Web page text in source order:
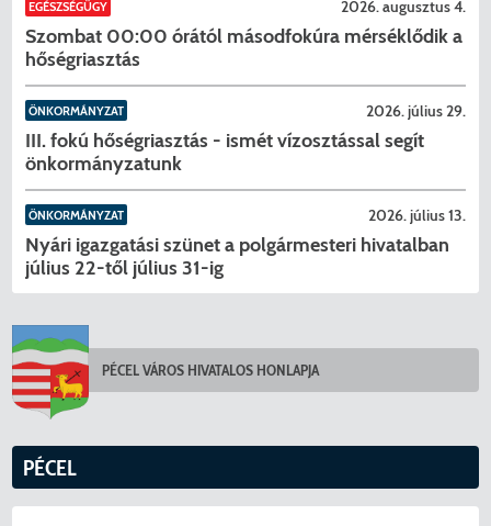
EGÉSZSÉGÜGY 2026. augusztus 4.
Szombat 00:00 órától másodfokúra mérséklődik a
hőségriasztás
ÖNKORMÁNYZAT 2026. július 29.
III. fokú hőségriasztás - ismét vízosztással segít
önkormányzatunk
ÖNKORMÁNYZAT 2026. július 13.
Nyári igazgatási szünet a polgármesteri hivatalban
július 22-től július 31-ig
PÉCEL VÁROS HIVATALOS HONLAPJA
PÉCEL